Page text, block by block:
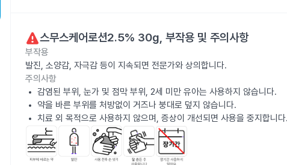
스무스케어로션2.5% 30g, 부작용 및 주의사항
부작용
발진, 소양감, 자극감 등이 지속되면 전문가와 상의합니다.
주의사항
감염된 부위, 눈가 및 점막 부위, 2세 미만 유아는 사용하지 않습니다.
약을 바른 부위를 처방없이 거즈나 붕대로 덮지 않습니다.
치료 외 목적으로 사용하지 않으며, 증상이 개선되면 사용을 중지합니다.